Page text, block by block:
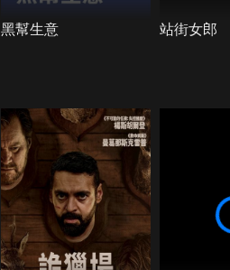
黑幫生意 站街女郎